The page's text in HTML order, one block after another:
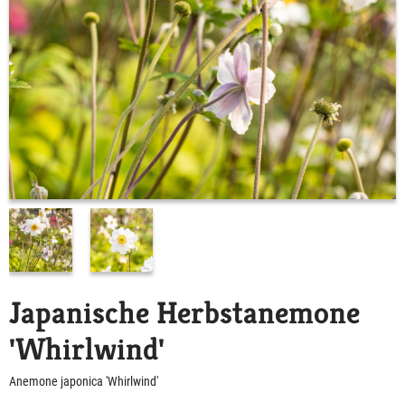
Japanische Herbstanemone
'Whirlwind'
Anemone japonica 'Whirlwind'